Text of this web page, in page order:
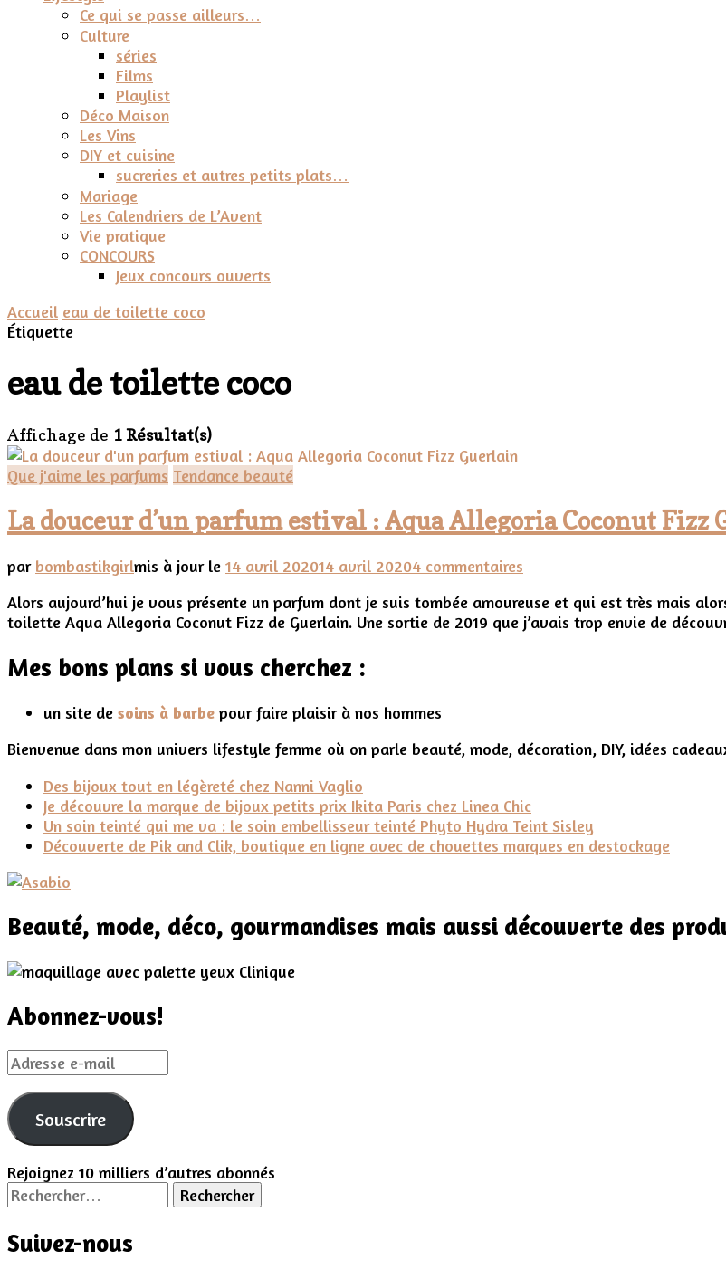
Ce qui se passe ailleurs…
Culture
séries
Films
Playlist
Déco Maison
Les Vins
DIY et cuisine
sucreries et autres petits plats…
Mariage
Les Calendriers de L’Avent
Vie pratique
CONCOURS
Jeux concours ouverts
Accueil eau de toilette coco
Étiquette
eau de toilette coco
Affichage de 1 Résultat(s)
Que j'aime les parfums Tendance beauté
La douceur d’un parfum estival : Aqua Allegoria Coconut Fizz
par bombastikgirlmis à jour le 14 avril 202014 avril 20204 commentaires
douceur
d’un
Coconut
Alors aujourd’hui je vous présente un parfum dont je suis tombée amoureuse et qui est très mais
toilette Aqua Allegoria Coconut Fizz de Guerlain. Une sortie de 2019 que j’avais trop envie de
Mes bons plans si vous cherchez :
un site de soins à barbe pour faire plaisir à nos hommes
Bienvenue dans mon univers lifestyle femme où on parle beauté, mode, décoration, DIY, idées
Des bijoux tout en légèreté chez Nanni Vaglio
Je découvre la marque de bijoux petits prix Ikita Paris chez Linea Chic
Un soin teinté qui me va : le soin embellisseur teinté Phyto Hydra Teint Sisley
Découverte de Pik and Clik, boutique en ligne avec de chouettes marques en destockage
Beauté, mode, déco, gourmandises mais aussi découverte des
Abonnez-vous!
Adresse
e-
mail
Souscrire
Rejoignez 10 milliers d’autres abonnés
Rechercher :
Suivez-nous